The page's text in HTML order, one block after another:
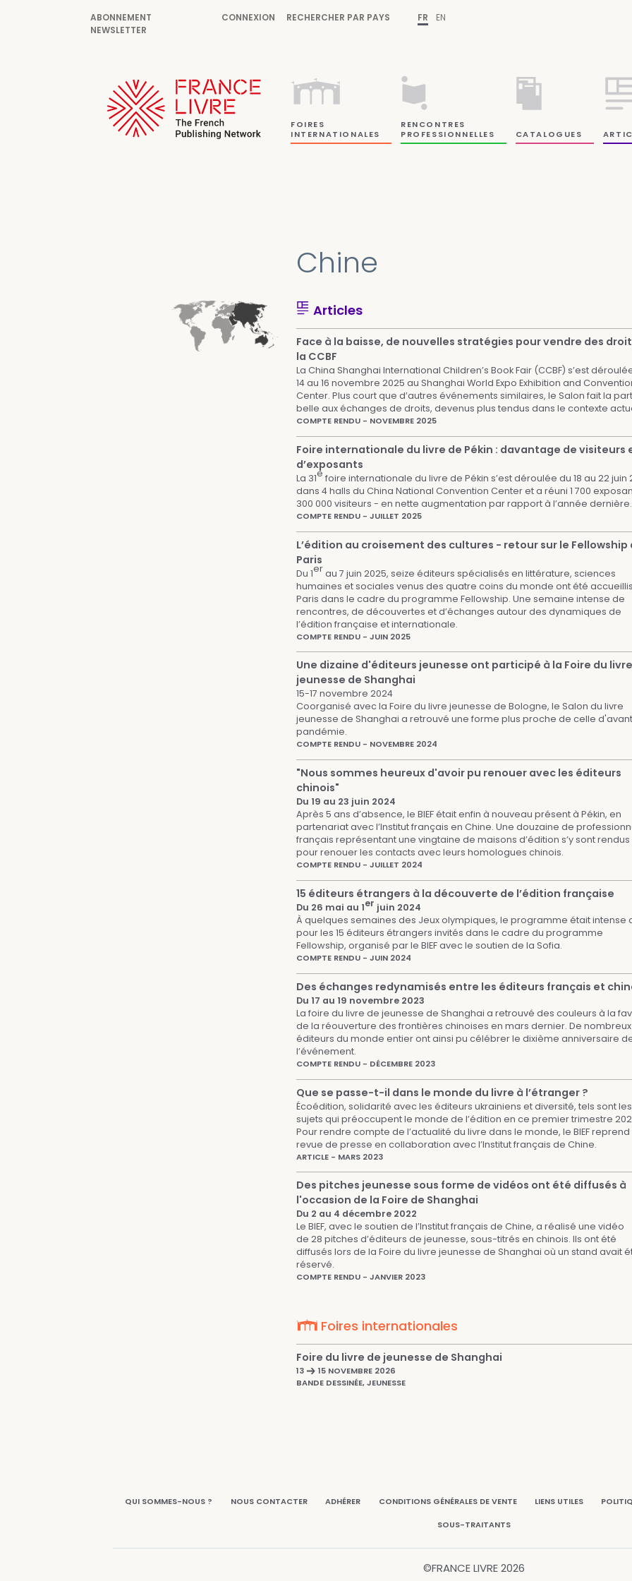
ABONNEMENT
NEWSLETTER
CONNEXION RECHERCHER PAR PAYS FR EN
FOIRES
INTERNATIONALES
RENCONTRES
PROFESSIONNELLES
CATALOGUES
Chine
Articles
Face à la baisse, de nouvelles stratégies pour vendre des
la CCBF
La China Shanghai International Children’s Book Fair (CCBF) s’est
14 au 16 novembre 2025 au Shanghai World Expo Exhibition and
Center. Plus court que d’autres événements similaires, le Salon fait la part
belle aux échanges de droits, devenus plus tendus dans le contexte
COMPTE RENDU - NOVEMBRE 2025
Foire internationale du livre de Pékin : davantage de visiteurs
d’exposants
La 31e foire internationale du livre de Pékin s’est déroulée du 18 au 22 juin
dans 4 halls du China National Convention Center et a réuni 1 700
300 000 visiteurs - en nette augmentation par rapport à l’année dernière.
COMPTE RENDU - JUILLET 2025
L’édition au croisement des cultures - retour sur le Fellowship
Paris
Du 1er au 7 juin 2025, seize éditeurs spécialisés en littérature, sciences
humaines et sociales venus des quatre coins du monde ont été
Paris dans le cadre du programme Fellowship. Une semaine intense de
rencontres, de découvertes et d’échanges autour des dynamiques de
l’édition française et internationale.
COMPTE RENDU - JUIN 2025
Une dizaine d'éditeurs jeunesse ont participé à la Foire du livre
jeunesse de Shanghai
15-17 novembre 2024
Coorganisé avec la Foire du livre jeunesse de Bologne, le Salon du livre
jeunesse de Shanghai a retrouvé une forme plus proche de celle
pandémie.
COMPTE RENDU - NOVEMBRE 2024
"Nous sommes heureux d'avoir pu renouer avec les éditeurs
chinois"
Du 19 au 23 juin 2024
Après 5 ans d’absence, le BIEF était enfin à nouveau présent à Pékin, en
partenariat avec l’Institut français en Chine. Une douzaine de
français représentant une vingtaine de maisons d’édition s’y sont rendus
pour renouer les contacts avec leurs homologues chinois.
COMPTE RENDU - JUILLET 2024
15 éditeurs étrangers à la découverte de l’édition française
Du 26 mai au 1er juin 2024
À quelques semaines des Jeux olympiques, le programme était intense
pour les 15 éditeurs étrangers invités dans le cadre du programme
Fellowship, organisé par le BIEF avec le soutien de la Sofia.
COMPTE RENDU - JUIN 2024
Des échanges redynamisés entre les éditeurs français et
Du 17 au 19 novembre 2023
La foire du livre de jeunesse de Shanghai a retrouvé des couleurs à la
de la réouverture des frontières chinoises en mars dernier. De nombreux
éditeurs du monde entier ont ainsi pu célébrer le dixième anniversaire
l’événement.
COMPTE RENDU - DÉCEMBRE 2023
Que se passe-t-il dans le monde du livre à l’étranger ?
Écoédition, solidarité avec les éditeurs ukrainiens et diversité, tels sont les
sujets qui préoccupent le monde de l’édition en ce premier trimestre
Pour rendre compte de l’actualité du livre dans le monde, le BIEF reprend
revue de presse en collaboration avec l’Institut français de Chine.
ARTICLE - MARS 2023
Des pitches jeunesse sous forme de vidéos ont été diffusés à
l'occasion de la Foire de Shanghai
Du 2 au 4 décembre 2022
Le BIEF, avec le soutien de l’Institut français de Chine, a réalisé une vidéo
de 28 pitches d’éditeurs de jeunesse, sous-titrés en chinois. Ils ont été
diffusés lors de la Foire du livre jeunesse de Shanghai où un stand avait
réservé.
COMPTE RENDU - JANVIER 2023
Foires internationales
Foire du livre de jeunesse de Shanghai
13
15 NOVEMBRE 2026
BANDE DESSINÉE, JEUNESSE
QUI SOMMES-NOUS ? NOUS CONTACTER ADHÉRER CONDITIONS GÉNÉRALES DE VENTE LIENS UTILES
SOUS-TRAITANTS
©FRANCE LIVRE2026